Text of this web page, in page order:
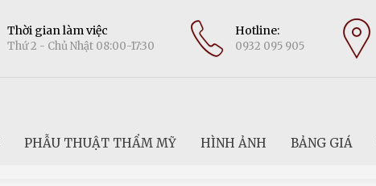
Thời gian làm việc
Thứ 2 - Chủ Nhật 08:00-17:30
Hotline:
0932 095 905
PHẪU THUẬT THẨM MỸ HÌNH ẢNH BẢNG GIÁ